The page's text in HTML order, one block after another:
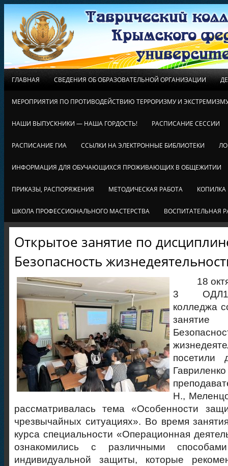
ГЛАВНАЯ СВЕДЕНИЯ ОБ ОБРАЗОВАТЕЛЬНОЙ ОРГАНИЗАЦИИ
МЕРОПРИЯТИЯ ПО ПРОТИВОДЕЙСТВИЮ ТЕРРОРИЗМУ И
НАШИ ВЫПУСКНИКИ — НАША ГОРДОСТЬ! РАСПИСАНИЕ СЕССИИ
РАСПИСАНИЕ ГИА ССЫЛКИ НА ЭЛЕКТРОННЫЕ БИБЛИОТЕКИ
ИНФОРМАЦИЯ ДЛЯ ОБУЧАЮЩИХСЯ ПРОЖИВАЮЩИХ В ОБЩЕЖИТИИ
ПРИКАЗЫ, РАСПОРЯЖЕНИЯ МЕТОДИЧЕСКАЯ РАБОТА КОПИЛКА
ШКОЛА ПРОФЕССИОНАЛЬНОГО МАСТЕРСТВА ВОСПИТАТЕЛЬНАЯ
Открытое занятие по
Безопасность
18
3 ОДЛ11
колледжа
занятие
посетили
Н.,
рассматривалась тема «Особенности
чрезвычайных ситуациях». Во время
курса специальности «Операционная
ознакомились с различными
индивидуальной защиты, которые